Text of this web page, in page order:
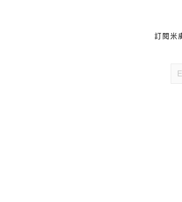
訂閱米